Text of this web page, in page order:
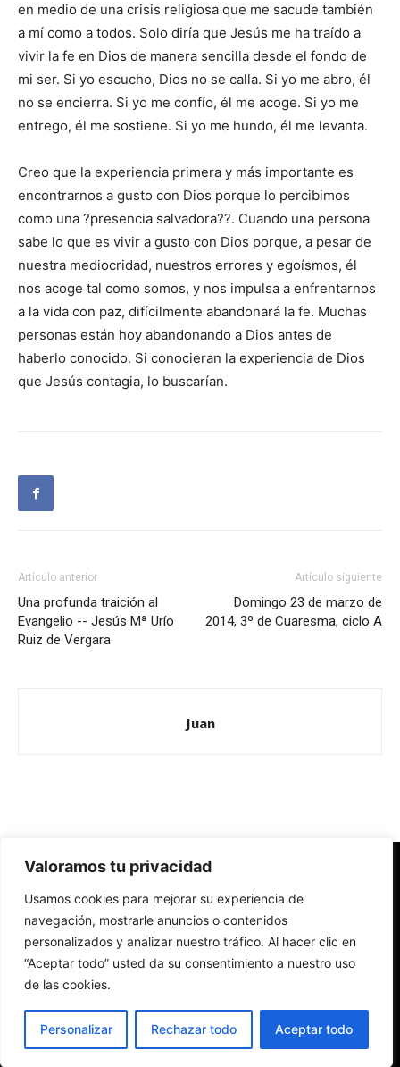
Valoramos tu privacidad
Usamos cookies para mejorar su experiencia de
navegación, mostrarle anuncios o contenidos
personalizados y analizar nuestro tráfico. Al hacer clic en
“Aceptar todo” usted da su consentimiento a nuestro uso
de las cookies.
Personalizar Rechazar todo Aceptar todo
en medio de una crisis religiosa que me sacude también
a mí como a todos. Solo diría que Jesús me ha traído a
vivir la fe en Dios de manera sencilla desde el fondo de
mi ser. Si yo escucho, Dios no se calla. Si yo me abro, él
no se encierra. Si yo me confío, él me acoge. Si yo me
entrego, él me sostiene. Si yo me hundo, él me levanta.
Creo que la experiencia primera y más importante es
encontrarnos a gusto con Dios porque lo percibimos
como una ?presencia salvadora??. Cuando una persona
sabe lo que es vivir a gusto con Dios porque, a pesar de
nuestra mediocridad, nuestros errores y egoísmos, él
nos acoge tal como somos, y nos impulsa a enfrentarnos
a la vida con paz, difícilmente abandonará la fe. Muchas
personas están hoy abandonando a Dios antes de
haberlo conocido. Si conocieran la experiencia de Dios
que Jesús contagia, lo buscarían.
Artículo anterior
Una profunda traición al
Evangelio -- Jesús Mª Urío
Ruiz de Vergara
Artículo siguiente
Domingo 23 de marzo de
2014, 3º de Cuaresma, ciclo A
Juan
Redes Cristianas
Una mirada alternativa sobre la Iglesia católica y la sociedad
- Colectivos de Redes Cristianas